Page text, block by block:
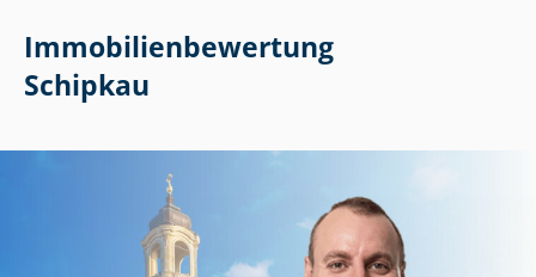
Immobilien­bewertung
Schipkau